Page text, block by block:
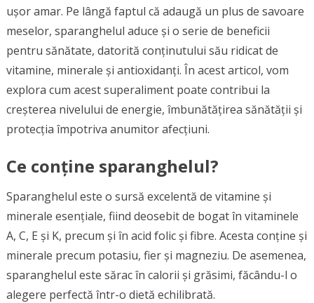
ușor amar. Pe lângă faptul că adaugă un plus de savoare
meselor, sparanghelul aduce și o serie de beneficii
pentru sănătate, datorită conținutului său ridicat de
vitamine, minerale și antioxidanți. În acest articol, vom
explora cum acest superaliment poate contribui la
creșterea nivelului de energie, îmbunătățirea sănătății și
protecția împotriva anumitor afecțiuni.
Ce conține sparanghelul?
Sparanghelul este o sursă excelentă de vitamine și
minerale esențiale, fiind deosebit de bogat în vitaminele
A, C, E și K, precum și în acid folic și fibre. Acesta conține și
minerale precum potasiu, fier și magneziu. De asemenea,
sparanghelul este sărac în calorii și grăsimi, făcându-l o
alegere perfectă într-o dietă echilibrată.